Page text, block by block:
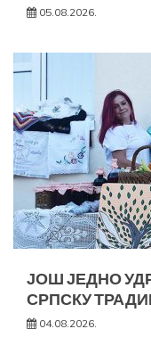
05.08.2026.
ЈОШ ЈЕДНО
СРПСКУ
04.08.2026.